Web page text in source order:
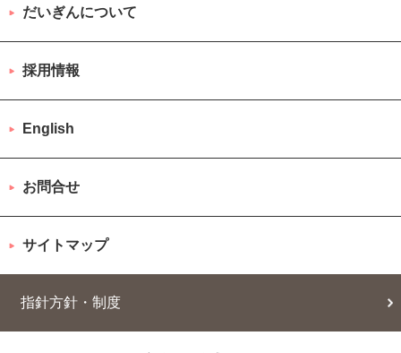
だいぎんについて
採用情報
English
お問合せ
サイトマップ
指針方針・制度